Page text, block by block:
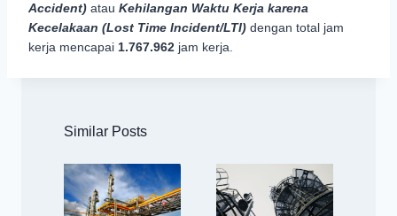
Accident) atau Kehilangan Waktu Kerja karena
Kecelakaan (Lost Time Incident/LTI) dengan total jam
kerja mencapai 1.767.962 jam kerja.
Similar Posts